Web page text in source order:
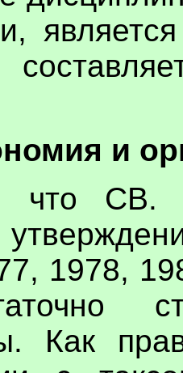
и
что СВ.
1978,
Как